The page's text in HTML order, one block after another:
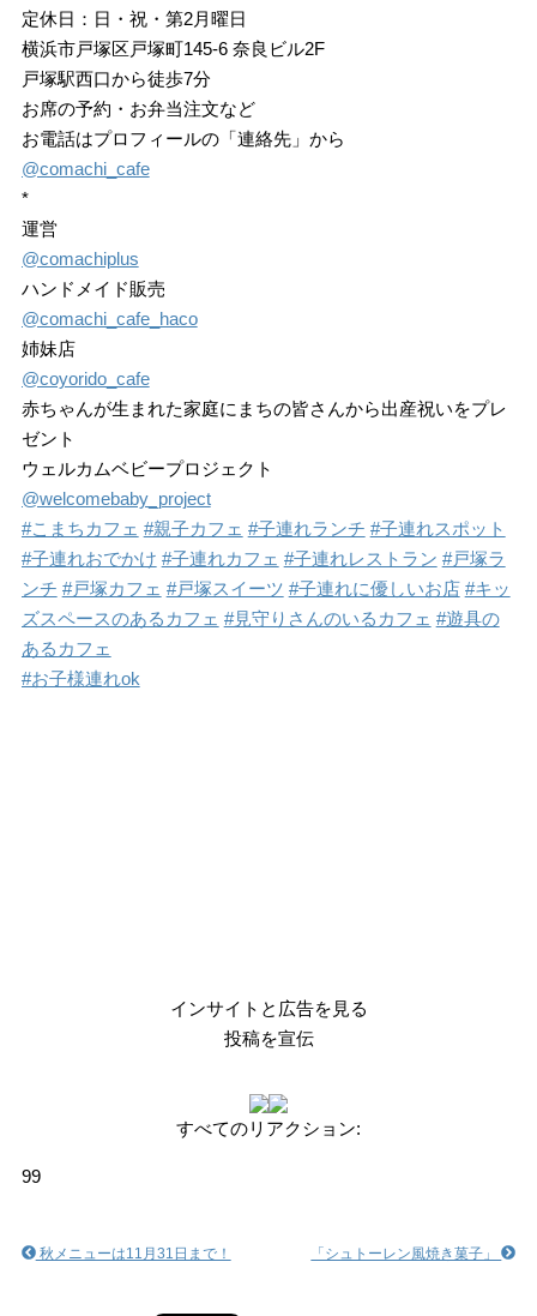
定休日：日・祝・第2月曜日
横浜市戸塚区戸塚町145-6 奈良ビル2F
戸塚駅西口から徒歩7分
お席の予約・お弁当注文など
お電話はプロフィールの「連絡先」から
@comachi_cafe
*
運営
@comachiplus
ハンドメイド販売
@comachi_cafe_haco
姉妹店
@coyorido_cafe
赤ちゃんが生まれた家庭にまちの皆さんから出産祝いをプレ
ゼント
ウェルカムベビープロジェクト
@welcomebaby_project
#こまちカフェ #親子カフェ #子連れランチ #子連れスポット
#子連れおでかけ #子連れカフェ #子連れレストラン #戸塚ラ
ンチ #戸塚カフェ #戸塚スイーツ #子連れに優しいお店 #キッ
ズスペースのあるカフェ #見守りさんのいるカフェ #遊具の
あるカフェ
#お子様連れok
インサイトと広告を見る
投稿を宣伝
すべてのリアクション:
99
「シュトーレン風焼き菓子」
秋メニューは11月31日まで！